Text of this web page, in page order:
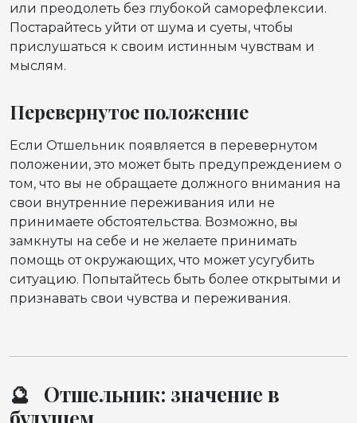
или преодолеть без глубокой саморефлексии.
Постарайтесь уйти от шума и суеты, чтобы
прислушаться к своим истинным чувствам и
мыслям.
Перевернутое положение
Если Отшельник появляется в перевернутом
положении, это может быть предупреждением о
том, что вы не обращаете должного внимания на
свои внутренние переживания или не
принимаете обстоятельства. Возможно, вы
замкнуты на себе и не желаете принимать
помощь от окружающих, что может усугубить
ситуацию. Попытайтесь быть более открытыми и
признавать свои чувства и переживания.
🔮 Отшельник: значение в